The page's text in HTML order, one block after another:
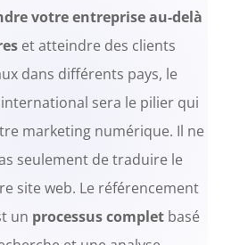
votre entreprise au-delà
et atteindre des clients
dans différents pays, le
sera le pilier qui
marketing numérique. Il ne
seulement de traduire le
site web. Le référencement
un processus complet basé